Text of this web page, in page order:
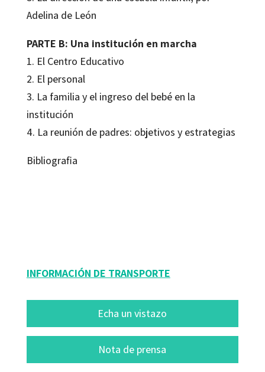
Adelina de León
PARTE B: Una institución en marcha
1. El Centro Educativo
2. El personal
3. La familia y el ingreso del bebé en la
institución
4. La reunión de padres: objetivos y estrategias
Bibliografia
INFORMACIÓN DE TRANSPORTE
Echa un vistazo
Nota de prensa